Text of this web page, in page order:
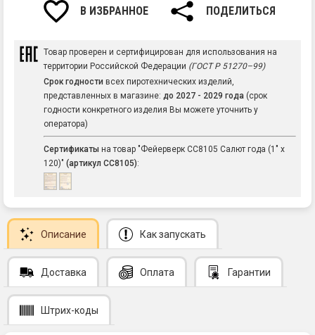
В ИЗБРАННОЕ ПОДЕЛИТЬСЯ
Товар проверен и сертифицирован для использования на
территории Российской Федерации (ГОСТ Р 51270–99)
Срок годности всех пиротехнических изделий,
представленных в магазине: до 2027 - 2029 года (срок
годности конкретного изделия Вы можете уточнить у
оператора)
Сертификаты на товар "Фейерверк СС8105 Салют года (1" х
120)" (артикул СС8105):
Описание Как запускать
Доставка Оплата Гарантии
Штрих-коды